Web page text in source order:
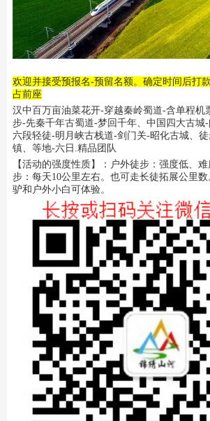
欢迎并接受预报名-预留名额。确定时间后打
占前座
汉中百万亩油菜花开-穿越秦岭蜀道-含单程机
步-先秦千年古蜀道-梦回千年、中国四大古城
六段轻徒-明月峡古栈道-剑门关-昭化古城、
镇、等地-六日.精品团队
【活动的强度性质】：户外徒步：强度低、
步：每天10公里左右。也可走长徒拓展公里
驴和户外小白可体验。